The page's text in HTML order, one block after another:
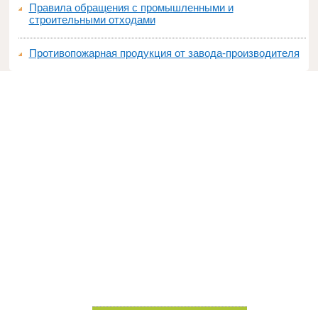
Правила обращения с промышленными и
строительными отходами
Противопожарная продукция от завода-производителя